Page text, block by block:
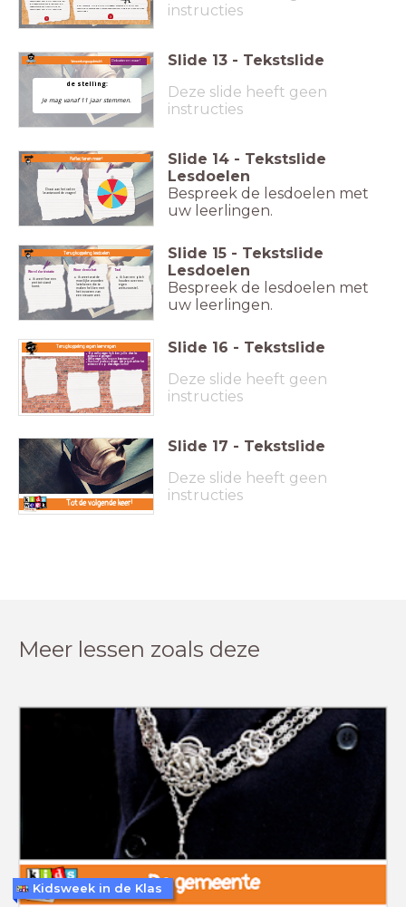
overtuigen van hun mening. En
de tegenstanders proberen de
tegenstanders natuurlijk te
overtuigen van hun mening!
Kan iemand uit de jury uitleggen waarom hij of zij van
mening is veranderd? Welke argumenten hebben hem of haar
overtuigd?
instructies
Verwerkingsopdracht
de stelling:
Je mag vanaf 11 jaar stemmen.
Debatteren maar! Slide 13 - Tekstslide
Deze slide heeft geen
instructies
Reflecteren maar!
Draai aan het rad en
beantwoord de vragen!
Slide 14 - Tekstslide
Lesdoelen
Bespreek de lesdoelen met
uw leerlingen.
Terugkoppeling lesdoelen
Wereldoriëntatie
ik weet hoe een
wet tot stand
komt.
Woordenschat
ik weet wat de
moeilijke woorden
betekenen die te
maken hebben met
het invoeren van
een nieuwe wet.
Taal
ik kan een pitch
houden over een
eigen
wetsvoorstel.
Slide 15 - Tekstslide
Lesdoelen
Bespreek de lesdoelen met
uw leerlingen.
Terugkoppeling eigen leervragen
Op welke vragen hebben jullie deze les
antwoord gekregen?
Welke vragen zijn nog onbeantwoord?
Hoe kun je ervoor zorgen dat je toch achter het
antwoord op deze vragen komt?
Slide 16 - Tekstslide
Deze slide heeft geen
instructies
Tot de volgende keer!
Slide 17 - Tekstslide
Deze slide heeft geen
instructies
Meer lessen zoals deze
Kidsweek in de Klas